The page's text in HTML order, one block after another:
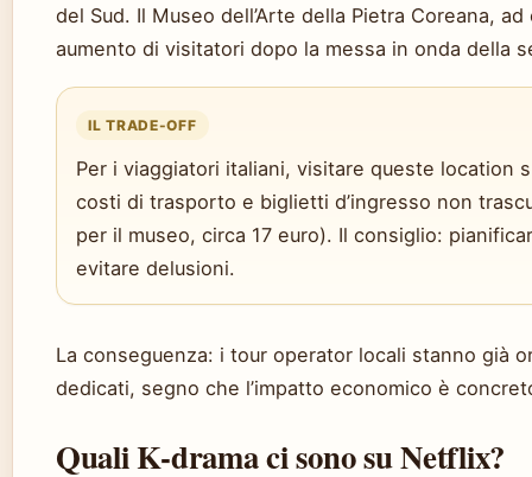
del Sud. Il Museo dell’Arte della Pietra Coreana,
aumento di visitatori dopo la messa in onda della
IL TRADE-OFF
Per i viaggiatori italiani, visitare queste location
costi di trasporto e biglietti d’ingresso non
per il museo, circa 17 euro). Il consiglio:
evitare delusioni.
La conseguenza: i tour operator locali stanno già
dedicati, segno che l’impatto economico è
Quali K-drama ci sono su Netflix?